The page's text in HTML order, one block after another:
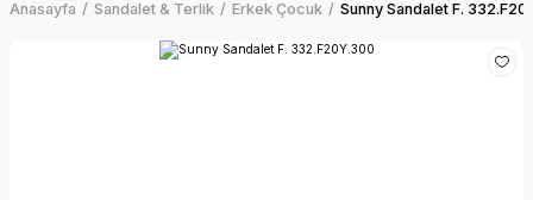
Anasayfa Sandalet & Terlik Erkek Çocuk Sunny Sandalet F.